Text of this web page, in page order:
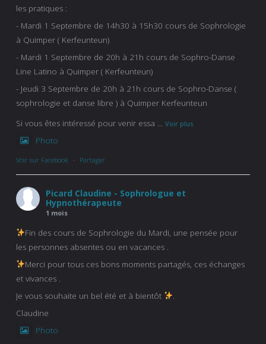
les pratiques :
- Mardi 1 Septembre de 14h30 à 15h30 cours de Sophrologie
à Quimper ( Kerfeunteun)
- Mardi 1 Septembre de 20h à 21h cours de Sophro-Danse
Line Latino à Quimper ( Kerfeunteun)
- Jeudi 3 Septembre de 20h à 21h cours de Sophro-Danse (
sophrologie et danse libre ) à Quimper Kerfeunteun
Si vous êtes intéressé pour venir essa
Voir plus
Photo
Voir sur Facebook · Partager
Picard Claudine - Sophrologue et
Hypnothérapeute
1 mois
Fin des cours de Sophrologie du Mardi, une pensée pour
les personnes absentes ou en vacances .
Merci pour tous ces bons moments partagés, ces échanges
et vivances .
Je vous souhaite un bel été et à bientôt
Claudine
Photo